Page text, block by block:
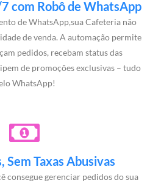
com Robô de WhatsApp
de WhatsApp,sua Cafeteria não
de venda. A automação permite
pedidos, recebam status das
de promoções exclusivas – tudo
WhatsApp!
Sem Taxas Abusivas
consegue gerenciar pedidos do sua